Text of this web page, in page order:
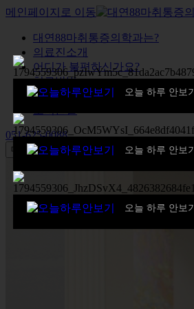
메인페이지로 이동
대연88마취통증의학과는?
의료진소개
어디가 불편하신가요?
치료방법
장비 및 시설소개
051-625-0088
메뉴
오늘 하루 안보기
오늘 하루 안보기
오늘 하루 안보기